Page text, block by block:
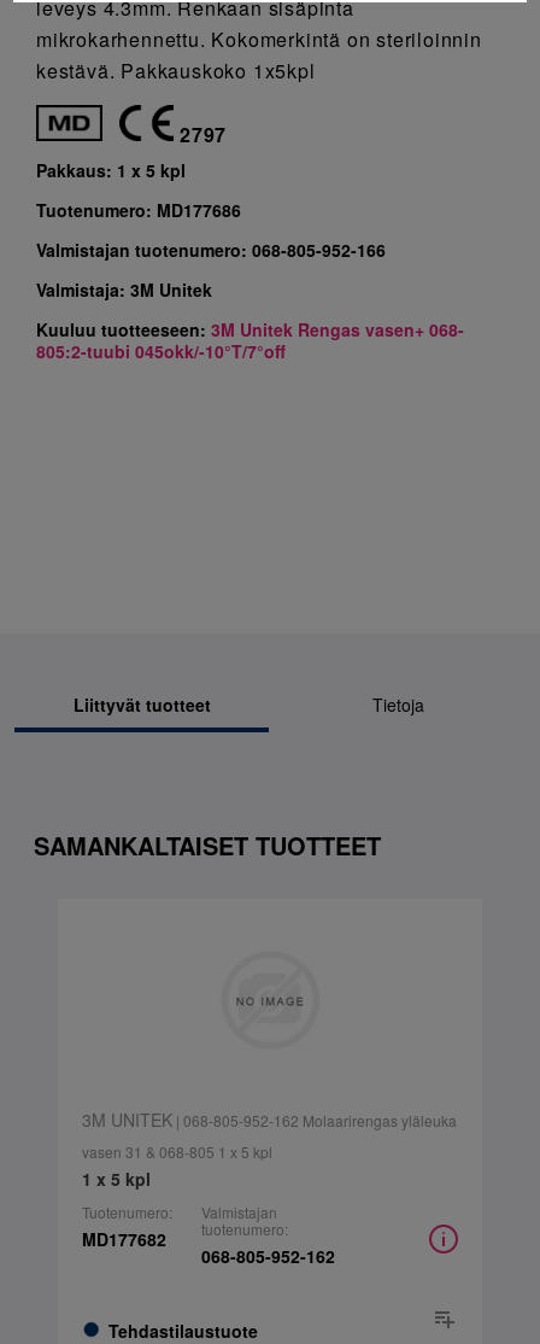
leveys 4.3mm. Renkaan sisäpinta
mikrokarhennettu. Kokomerkintä on steriloinnin
kestävä. Pakkauskoko 1x5kpl
2797
Pakkaus: 1 x 5 kpl
Tuotenumero: MD177686
Valmistajan tuotenumero: 068-805-952-166
Valmistaja: 3M Unitek
Kuuluu tuotteeseen: 3M Unitek Rengas vasen+ 068-
805:2-tuubi 045okk/-10°T/7°off
Liittyvät tuotteet Tietoja
SAMANKALTAISET TUOTTEET
3M UNITEK| 068-805-952-162 Molaarirengas yläleuka
vasen 31 & 068-805 1 x 5 kpl
1 x 5 kpl
Tuotenumero:
MD177682
Tehdastilaustuote
Valmistajan
tuotenumero:
068-805-952-162